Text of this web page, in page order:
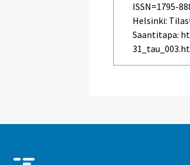
ISSN=1795-
Helsinki:
Saantitapa: